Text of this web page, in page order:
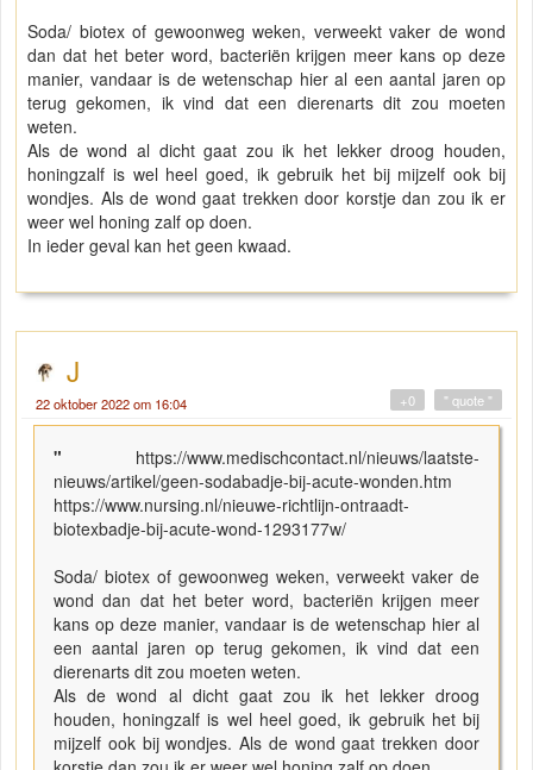
Soda/ biotex of gewoonweg weken, verweekt vaker de wond
dan dat het beter word, bacteriën krijgen meer kans op deze
manier, vandaar is de wetenschap hier al een aantal jaren op
terug gekomen, ik vind dat een dierenarts dit zou moeten
weten.
Als de wond al dicht gaat zou ik het lekker droog houden,
honingzalf is wel heel goed, ik gebruik het bij mijzelf ook bij
wondjes. Als de wond gaat trekken door korstje dan zou ik er
weer wel honing zalf op doen.
In ieder geval kan het geen kwaad.
J
22 oktober 2022 om 16:04 " quote "
+0
" https://www.medischcontact.nl/nieuws/laatste-
nieuws/artikel/geen-sodabadje-bij-acute-wonden.htm
https://www.nursing.nl/nieuwe-richtlijn-ontraadt-
biotexbadje-bij-acute-wond-1293177w/
Soda/ biotex of gewoonweg weken, verweekt vaker de
wond dan dat het beter word, bacteriën krijgen meer
kans op deze manier, vandaar is de wetenschap hier al
een aantal jaren op terug gekomen, ik vind dat een
dierenarts dit zou moeten weten.
Als de wond al dicht gaat zou ik het lekker droog
houden, honingzalf is wel heel goed, ik gebruik het bij
mijzelf ook bij wondjes. Als de wond gaat trekken door